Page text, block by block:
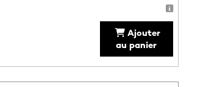
Ajouter
au panier